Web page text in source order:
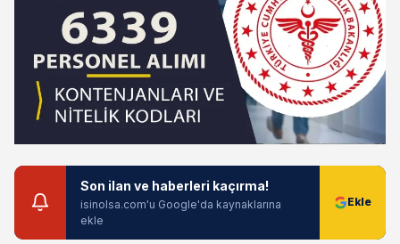
Son ilan ve haberleri kaçırma!
isinolsa.com'u Google'da kaynaklarına
ekle